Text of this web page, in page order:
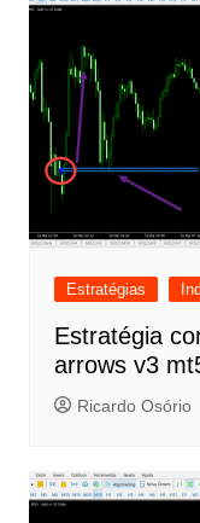
Estratégias
Estratégia
arrows v3
Ricardo Osório